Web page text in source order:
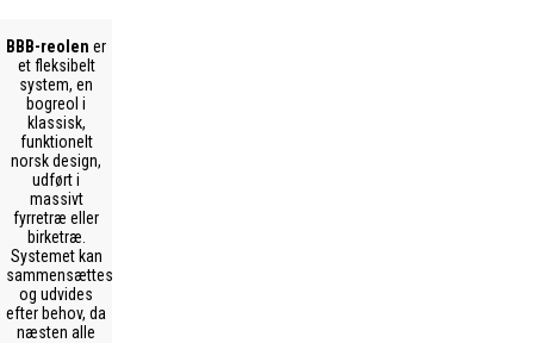
BBB-reolen er
et fleksibelt
system, en
bogreol i
klassisk,
funktionelt
norsk design,
udført i
massivt
fyrretræ eller
birketræ.
Systemet kan
sammensættes
og udvides
efter behov, da
næsten alle